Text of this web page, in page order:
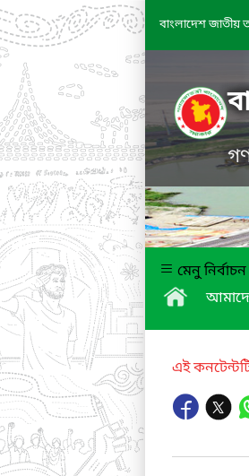
বাংলাদেশ জাতীয়
মেনু
এই